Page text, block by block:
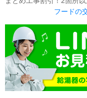
フードの